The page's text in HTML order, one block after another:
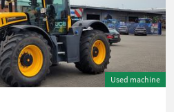
Used machine